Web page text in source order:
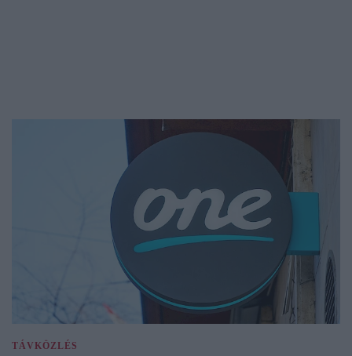
TÁVKÖZLÉS